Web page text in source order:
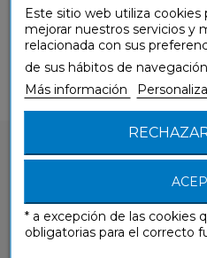
¿Tienes alguna
Este sitio web utiliza cookies
mejorar nuestros servicios y
relacionada con sus
de sus hábitos de
Más información
* a excepción de las cookies
obligatorias para el correcto